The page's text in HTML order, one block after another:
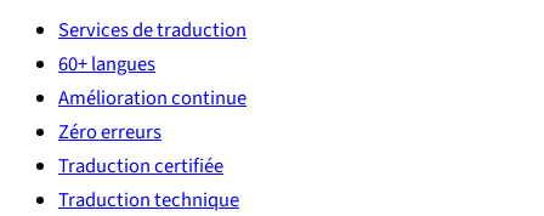
Services de traduction
60+ langues
Amélioration continue
Zéro erreurs
Traduction certifiée
Traduction technique